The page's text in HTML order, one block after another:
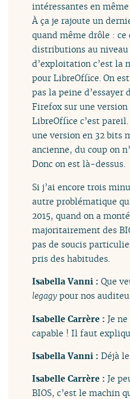
intéressantes en
À ça je rajoute un
quand même drôle :
distributions au niveau
d’exploitation c’est la
pour LibreOffice. On
pas la peine d’essayer
Firefox sur une version
LibreOffice c’est
une version en 32 bits
ancienne, du coup on
Donc on est là-dessus.
Si j’ai encore trois
autre problématique
2015, quand on a
majoritairement des
pas de soucis
pris des habitudes.
Isabella Vanni :Que
legagy pour nos
Isabelle Carrère :Je
capable ! Il faut
Isabella Vanni :Déjà le
Isabelle Carrère :Je
BIOS, c’est le machin